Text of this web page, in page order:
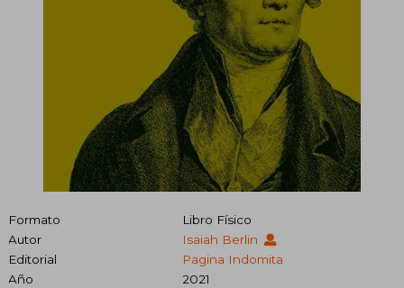
Formato
Libro Físico
Autor
Isaiah Berlin
Editorial
Pagina Indomita
Año
2021